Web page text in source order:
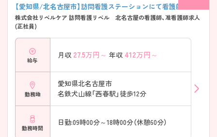
【愛知県/北名古屋市】訪問看護ステーションにて看護師募集
株式会社リベルケア 訪問看護リベル 北名古屋の看護師、准看護師求人
(正社員)
給与
月収 27.5万円～ 年収 412万円～
勤務地
愛知県北名古屋市
名鉄犬山線「西春駅」徒歩12分
勤務時間
日勤:09時00分～18時00分（休憩60分）